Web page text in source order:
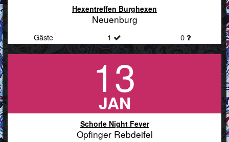
Hexentreffen Burghexen
Neuenburg
Gäste 1 0
13
JAN
Schorle Night Fever
Opfinger Rebdeifel